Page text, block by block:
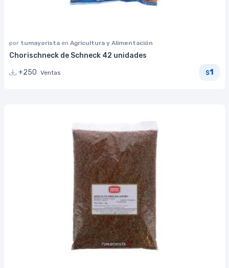
por tumayorista en Agricultura y Alimentación
Chorischneck de Schneck 42 unidades
+250 Ventas $1